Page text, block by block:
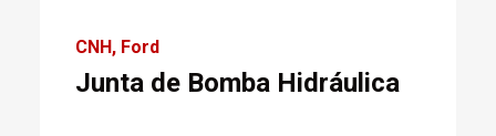
CNH Ford
Junta de Bomba Hidráulica